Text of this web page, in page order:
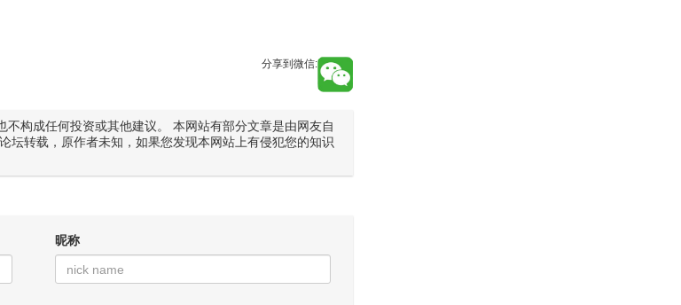
分享到微信:
构成任何投资或其他建议。 本网站有部分文章是由网友自
坛转载，原作者未知，如果您发现本网站上有侵犯您的知识
昵称